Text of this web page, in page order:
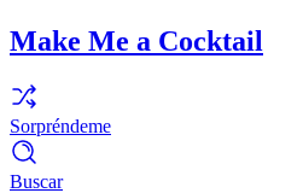
Make Me a Cocktail
Sorpréndeme
Buscar